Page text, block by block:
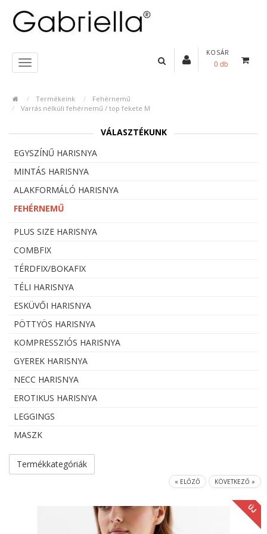
KOSÁR
0 db
Termékeink
Fehérnemű
Varrás nélküli fehérnemű / top fekete M
VÁLASZTÉKUNK
EGYSZÍNŰ HARISNYA
MINTÁS HARISNYA
ALAKFORMÁLÓ HARISNYA
FEHÉRNEMŰ
PLUS SIZE HARISNYA
COMBFIX
TÉRDFIX/BOKAFIX
TÉLI HARISNYA
ESKÜVŐI HARISNYA
PÖTTYÖS HARISNYA
KOMPRESSZIÓS HARISNYA
GYEREK HARISNYA
NECC HARISNYA
EROTIKUS HARISNYA
LEGGINGS
MASZK
Termékkategóriák
« ELŐZŐ KÖVETKEZŐ »
ÚJ